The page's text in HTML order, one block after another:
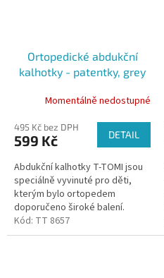
Ortopedické abdukční
kalhotky - patentky, grey
Momentálně nedostupné
495 Kč bez DPH
599 Kč DETAIL
Abdukční kalhotky T-TOMI jsou
speciálně vyvinuté pro děti,
kterým bylo ortopedem
doporučeno široké balení.
Kalhotky udržují kyčle dítěte ve
správném postavení díky všité...
Kód: TT 8657